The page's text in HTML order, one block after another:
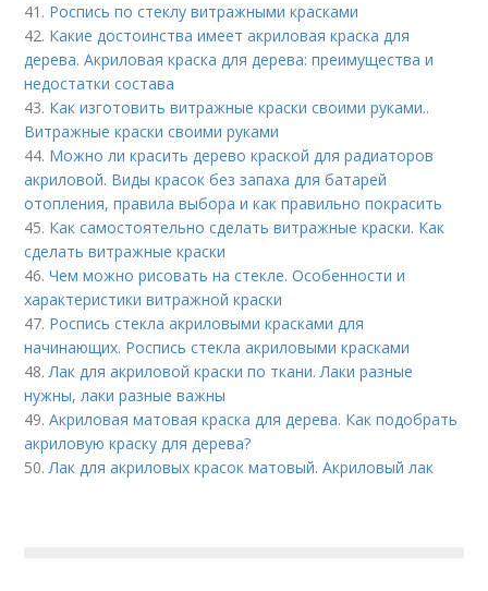
41. Роспись по стеклу витражными красками
42. Какие достоинства имеет акриловая краска для
дерева. Акриловая краска для дерева: преимущества и
недостатки состава
43. Как изготовить витражные краски своими руками..
Витражные краски своими руками
44. Можно ли красить дерево краской для радиаторов
акриловой. Виды красок без запаха для батарей
отопления, правила выбора и как правильно покрасить
45. Как самостоятельно сделать витражные краски. Как
сделать витражные краски
46.Чем можно рисовать на стекле. Особенности и
характеристики витражной краски
47. Роспись стекла акриловыми красками для
начинающих. Роспись стекла акриловыми красками
48.Лак для акриловой краски по ткани. Лаки разные
нужны, лаки разные важны
49.Акриловая матовая краска для дерева. Как подобрать
акриловую краску для дерева?
50.Лак для акриловых красок матовый. Акриловый лак